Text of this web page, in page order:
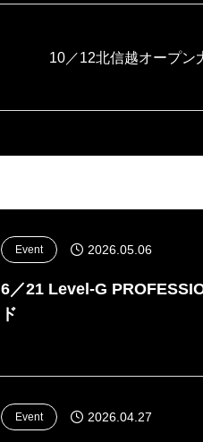
10／12北信越オープン
Event 2026.05.06
6／21 Level-G
ド
Event 2026.04.27